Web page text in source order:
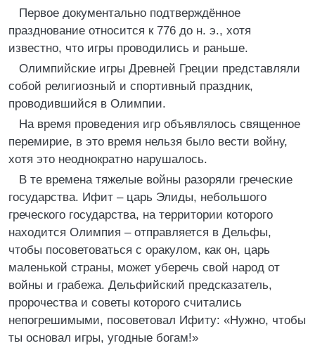
Первое документально подтверждённое
празднование относится к 776 до н. э., хотя
известно, что игры проводились и раньше.
Олимпийские игры Древней Греции представляли
собой религиозный и спортивный праздник,
проводившийся в Олимпии.
На время проведения игр объявлялось священное
перемирие, в это время нельзя было вести войну,
хотя это неоднократно нарушалось.
В те времена тяжелые войны разоряли греческие
государства. Ифит – царь Элиды, небольшого
греческого государства, на территории которого
находится Олимпия – отправляется в Дельфы,
чтобы посоветоваться с оракулом, как он, царь
маленькой страны, может уберечь свой народ от
войны и грабежа. Дельфийский предсказатель,
пророчества и советы которого считались
непогрешимыми, посоветовал Ифиту: «Нужно, чтобы
ты основал игры, угодные богам!»